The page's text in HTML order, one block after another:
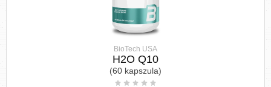
BioTech USA
H2O Q10
(60 kapszula)